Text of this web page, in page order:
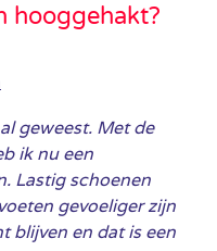
hooggehakt?
geweest. Met de
ik nu een
Lastig schoenen
gevoeliger zijn
blijven en dat is een